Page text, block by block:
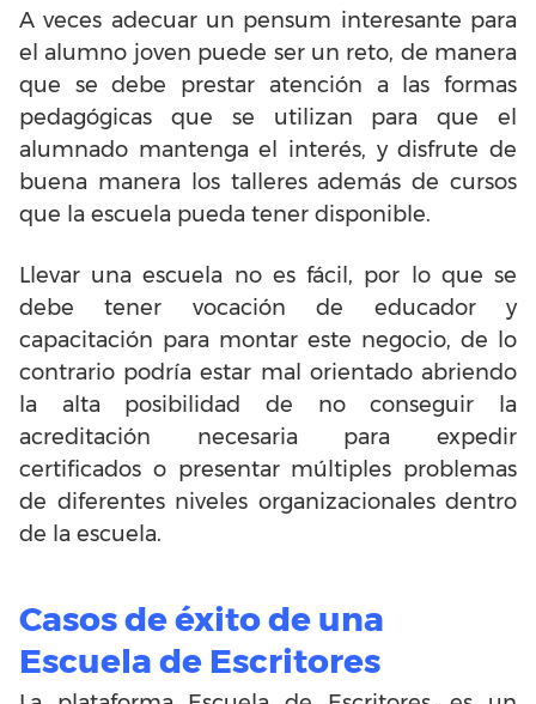
A veces adecuar un pensum interesante para
el alumno joven puede ser un reto, de manera
que se debe prestar atención a las formas
pedagógicas que se utilizan para que el
alumnado mantenga el interés, y disfrute de
buena manera los talleres además de cursos
que la escuela pueda tener disponible.
Llevar una escuela no es fácil, por lo que se
debe tener vocación de educador y
capacitación para montar este negocio, de lo
contrario podría estar mal orientado abriendo
la alta posibilidad de no conseguir la
acreditación necesaria para expedir
certificados o presentar múltiples problemas
de diferentes niveles organizacionales dentro
de la escuela.
Casos de éxito de una
Escuela de Escritores